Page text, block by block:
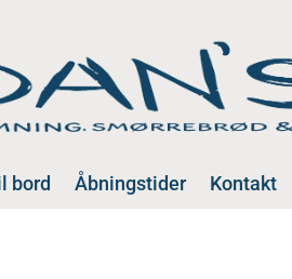
bord Åbningstider Kontakt